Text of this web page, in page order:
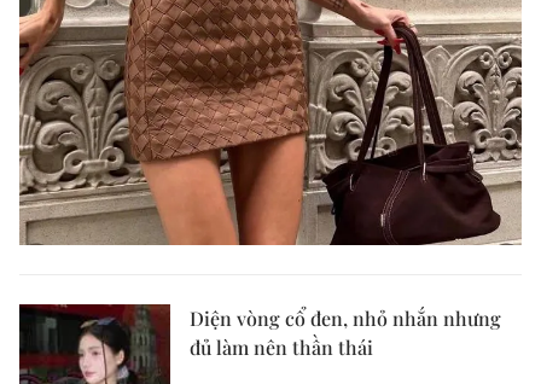
Diện vòng cổ đen, nhỏ nhắn nhưng
đủ làm nên thần thái